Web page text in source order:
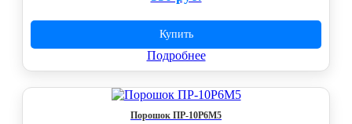
Купить
Подробнее
Порошок ПР-10Р6М5